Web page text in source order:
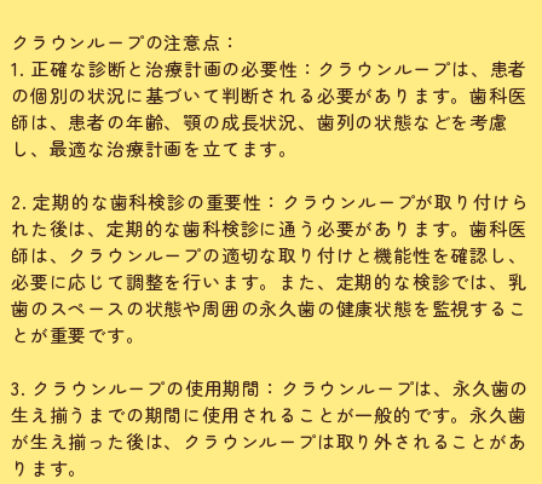
クラウンループの注意点：
1. 正確な診断と治療計画の必要性：クラウンループは、患者
の個別の状況に基づいて判断される必要があります。歯科医
師は、患者の年齢、顎の成長状況、歯列の状態などを考慮
し、最適な治療計画を立てます。
2. 定期的な歯科検診の重要性：クラウンループが取り付けら
れた後は、定期的な歯科検診に通う必要があります。歯科医
師は、クラウンループの適切な取り付けと機能性を確認し、
必要に応じて調整を行います。また、定期的な検診では、乳
歯のスペースの状態や周囲の永久歯の健康状態を監視するこ
とが重要です。
3. クラウンループの使用期間：クラウンループは、永久歯の
生え揃うまでの期間に使用されることが一般的です。永久歯
が生え揃った後は、クラウンループは取り外されることがあ
ります。